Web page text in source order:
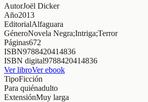
AutorJoël Dicker
Año2013
EditorialAlfaguara
GéneroNovela Negra;Intriga;Terror
Páginas672
ISBN9788420414836
ISBN digital9788420414836
Ver libroVer ebook
TipoFicción
Para quiénadulto
ExtensiónMuy larga